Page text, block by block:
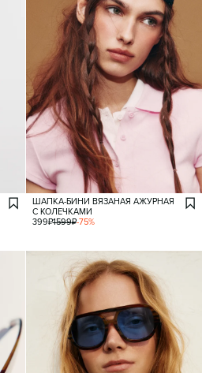
ШАПКА-БИНИ ВЯЗАНАЯ АЖУРНАЯ
С КОЛЕЧКАМИ
399₽1599₽-75%